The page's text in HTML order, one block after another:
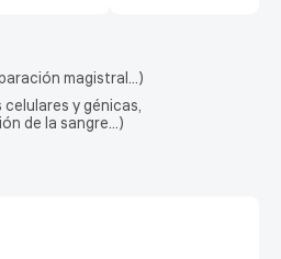
magistral…)
y génicas,
de la sangre…)